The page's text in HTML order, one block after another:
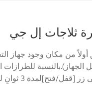
ثلاجات إل جي
من مكان وجود جهاز
الجهاز).بالنسبة
خارجية، اضغط